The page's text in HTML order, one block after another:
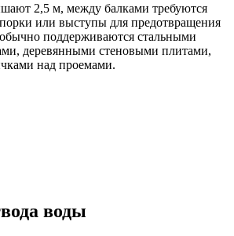
2,5 м, между балками требуются
или выступы для предотвращения
поддерживаются стальными
деревянными стеновыми плитами,
над проемами.
воды